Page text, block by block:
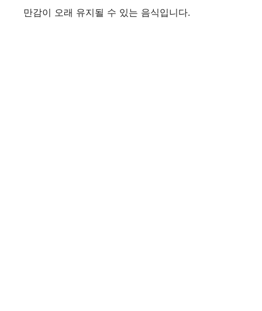
만감이 오래 유지될 수 있는 음식입니다.